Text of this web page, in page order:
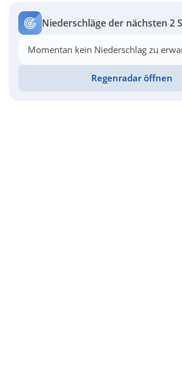
Niederschläge der nächsten 2
Momentan kein Niederschlag zu
Regenradar öffnen